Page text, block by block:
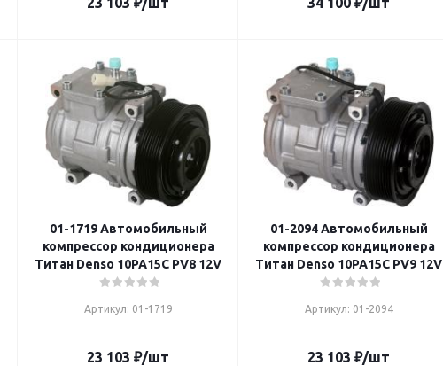
01-1719 Автомобильный
компрессор кондиционера
Титан Denso 10PA15C PV8 12V
Артикул: 01-1719
23 103 ₽/шт
01-2094 Автомобильный
компрессор кондиционера
Титан Denso 10PA15C PV9 12V
Артикул: 01-2094
23 103 ₽/шт